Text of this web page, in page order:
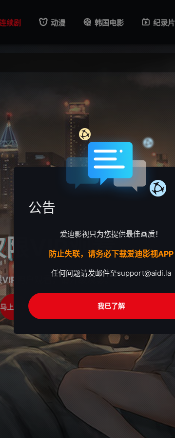
续剧 动漫 韩国电影 纪录片
VIP观看
用户观看，请升级观影。
马上登录
公告
爱迪影视只为您提供最佳画质！
防止失联，请务必下载爱迪影视APP
任何问题请发邮件至support@aidi.la
我已了解